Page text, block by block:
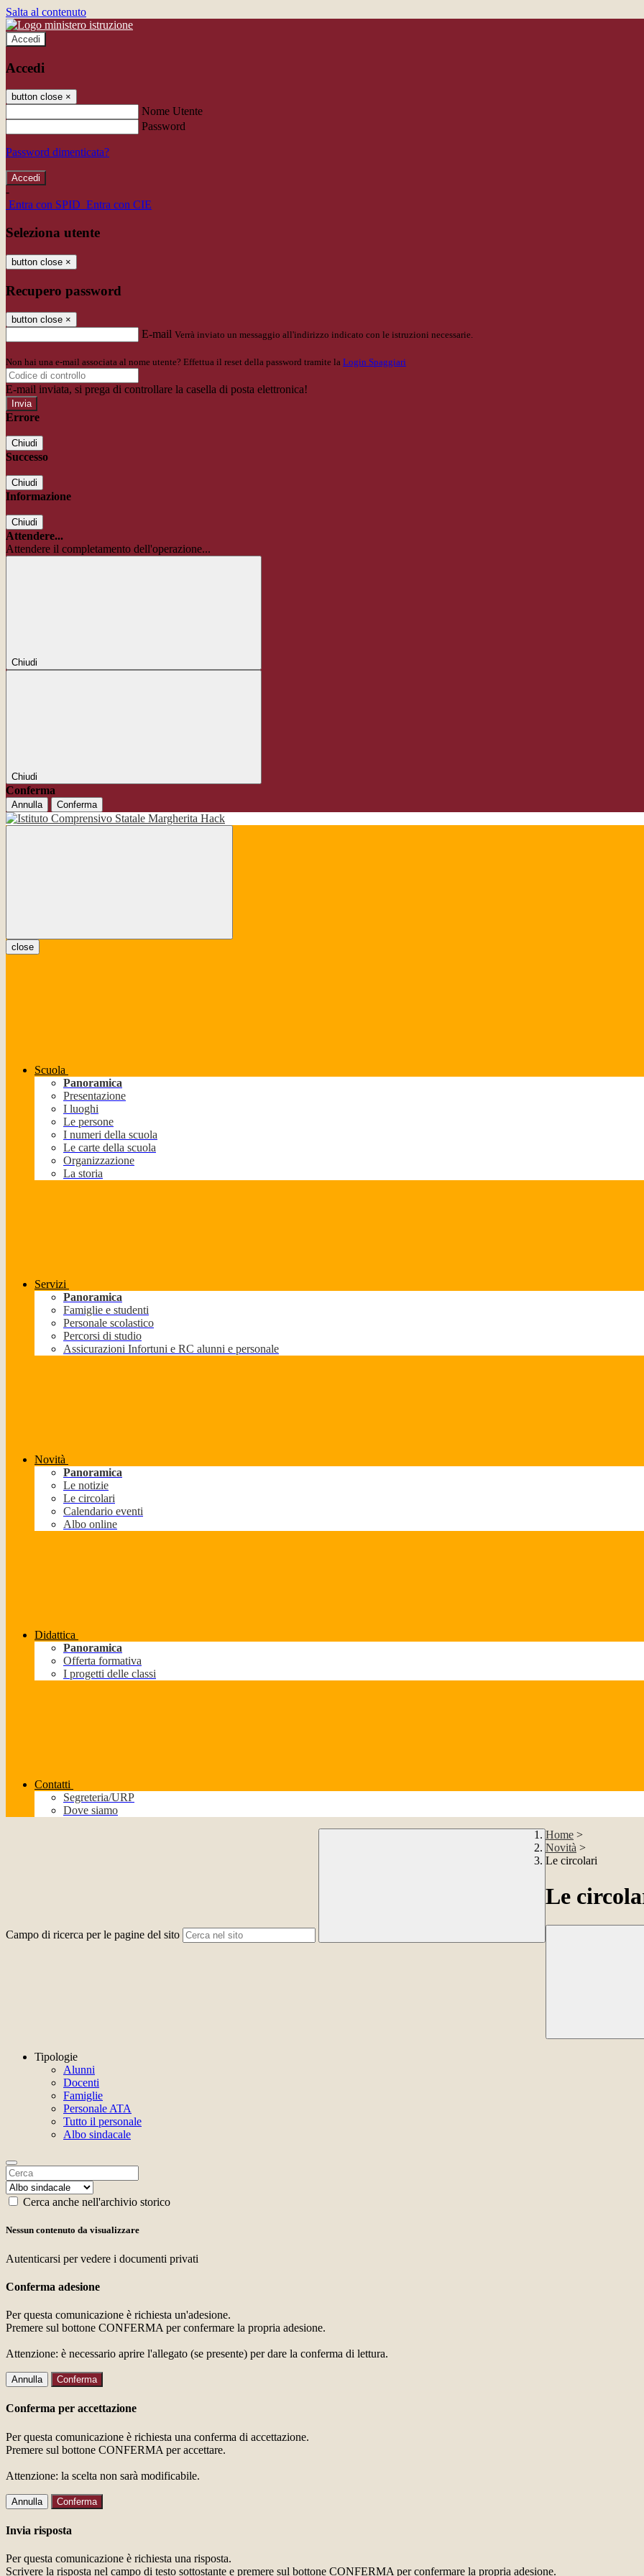
Salta al contenuto
Accedi
Accedi
button close ×
Nome Utente
Password
Password dimenticata?
-
Entra con SPID Entra con CIE
Seleziona utente
button close ×
Recupero password
button close ×
E-mail Verrà inviato un messaggio all'indirizzo indicato con le istruzioni necessarie.
Non hai una e-mail associata al nome utente? Effettua il reset della password tramite la Login Spaggiari
E-mail inviata, si prega di controllare la casella di posta elettronica!
Errore
Chiudi
Successo
Chiudi
Informazione
Chiudi
Attendere...
Attendere il completamento dell'operazione...
Chiudi
Chiudi
Conferma
Annulla Conferma
close
Scuola
Panoramica
Presentazione
I luoghi
Le persone
I numeri della scuola
Le carte della scuola
Organizzazione
La storia
Servizi
Panoramica
Famiglie e studenti
Personale scolastico
Percorsi di studio
Assicurazioni Infortuni e RC alunni e personale
Novità
Panoramica
Le notizie
Le circolari
Calendario eventi
Albo online
Didattica
Panoramica
Offerta formativa
I progetti delle classi
Contatti
Segreteria/URP
Dove siamo
Campo di ricerca per le pagine del sito
Home >
Novità >
Le circolari
Le
Tipologie
Alunni
Docenti
Famiglie
Personale ATA
Tutto il personale
Albo sindacale
Cerca anche nell'archivio storico
Nessun contenuto da visualizzare
Autenticarsi per vedere i documenti privati
Conferma adesione
Per questa comunicazione è richiesta un'adesione.
Premere sul bottone CONFERMA per confermare la propria adesione.
Attenzione: è necessario aprire l'allegato (se presente) per dare la conferma di lettura.
Annulla Conferma
Conferma per accettazione
Per questa comunicazione è richiesta una conferma di accettazione.
Premere sul bottone CONFERMA per accettare.
Attenzione: la scelta non sarà modificabile.
Annulla Conferma
Invia risposta
Per questa comunicazione è richiesta una risposta.
Scrivere la risposta nel campo di testo sottostante e premere sul bottone CONFERMA per confermare la propria adesione.